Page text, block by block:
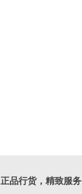
正品行货，精致服务